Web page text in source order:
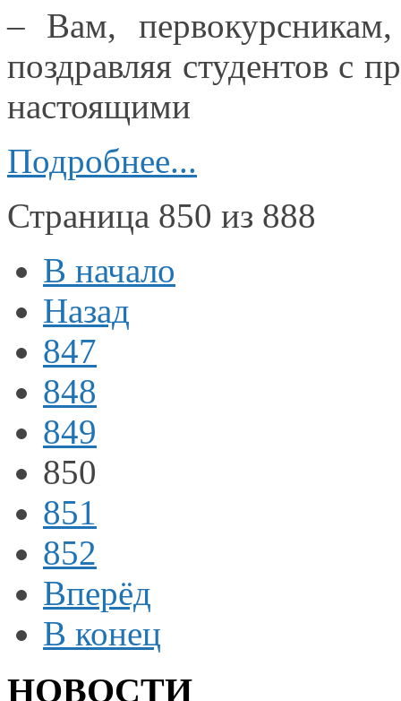
– Вам,
поздравляя студентов с
настоящими
Подробнее...
Страница 850 из 888
В начало
Назад
847
848
849
850
851
852
Вперёд
В конец
НОВОСТИ